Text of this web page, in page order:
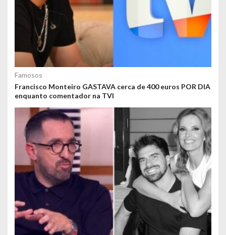
Famosos
Francisco Monteiro GASTAVA cerca de 400 euros POR DIA
enquanto comentador na TVI